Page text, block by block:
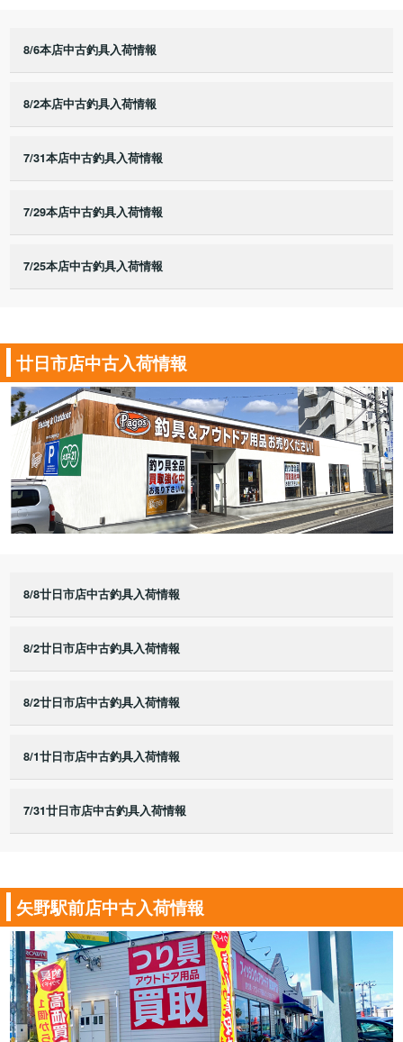
8/6本店中古釣具入荷情報
8/2本店中古釣具入荷情報
7/31本店中古釣具入荷情報
7/29本店中古釣具入荷情報
7/25本店中古釣具入荷情報
廿日市店中古入荷情報
8/8廿日市店中古釣具入荷情報
8/2廿日市店中古釣具入荷情報
8/2廿日市店中古釣具入荷情報
8/1廿日市店中古釣具入荷情報
7/31廿日市店中古釣具入荷情報
矢野駅前店中古入荷情報